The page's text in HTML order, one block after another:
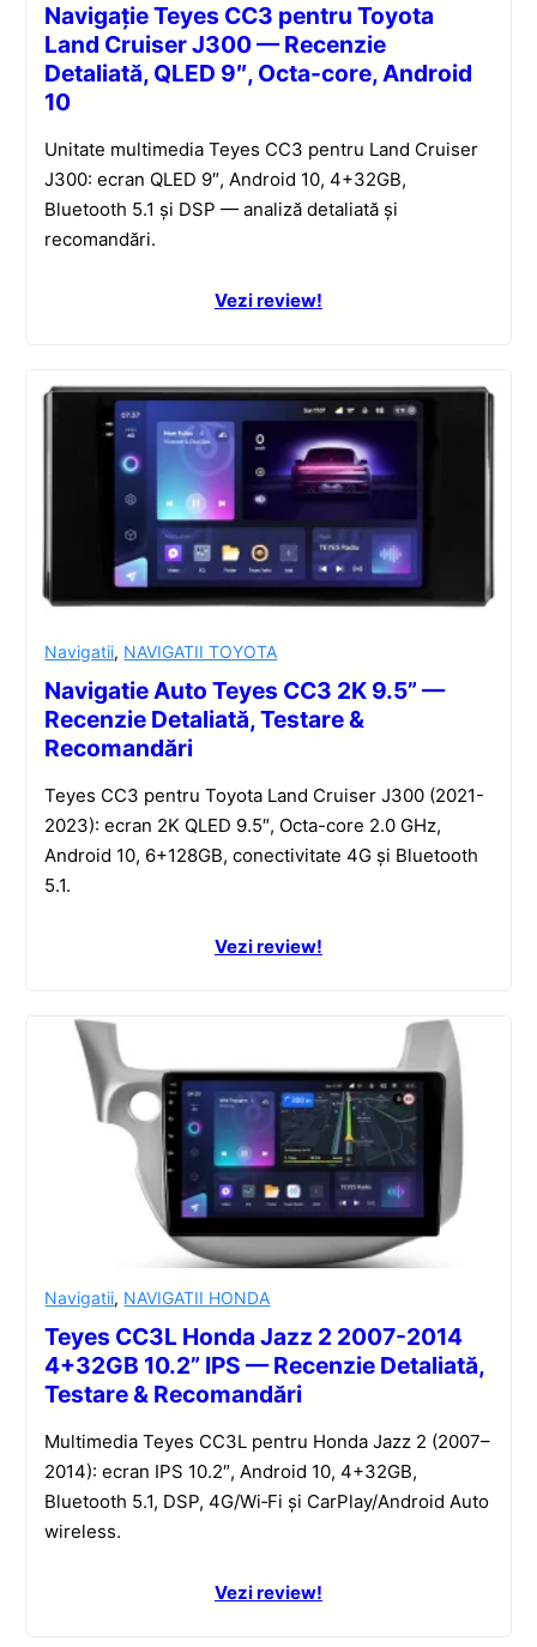
Navigație Teyes CC3 pentru Toyota
Land Cruiser J300 — Recenzie
Detaliată, QLED 9″, Octa-core, Android
10
Unitate multimedia Teyes CC3 pentru Land Cruiser
J300: ecran QLED 9″, Android 10, 4+32GB,
Bluetooth 5.1 și DSP — analiză detaliată și
recomandări.
Vezi review!
Navigatii, NAVIGATII TOYOTA
Navigatie Auto Teyes CC3 2K 9.5” —
Recenzie Detaliată, Testare &
Recomandări
Teyes CC3 pentru Toyota Land Cruiser J300 (2021-
2023): ecran 2K QLED 9.5″, Octa-core 2.0 GHz,
Android 10, 6+128GB, conectivitate 4G și Bluetooth
5.1.
Vezi review!
Navigatii, NAVIGATII HONDA
Teyes CC3L Honda Jazz 2 2007-2014
4+32GB 10.2” IPS — Recenzie Detaliată,
Testare & Recomandări
Multimedia Teyes CC3L pentru Honda Jazz 2 (2007–
2014): ecran IPS 10.2″, Android 10, 4+32GB,
Bluetooth 5.1, DSP, 4G/Wi‑Fi și CarPlay/Android Auto
wireless.
Vezi review!